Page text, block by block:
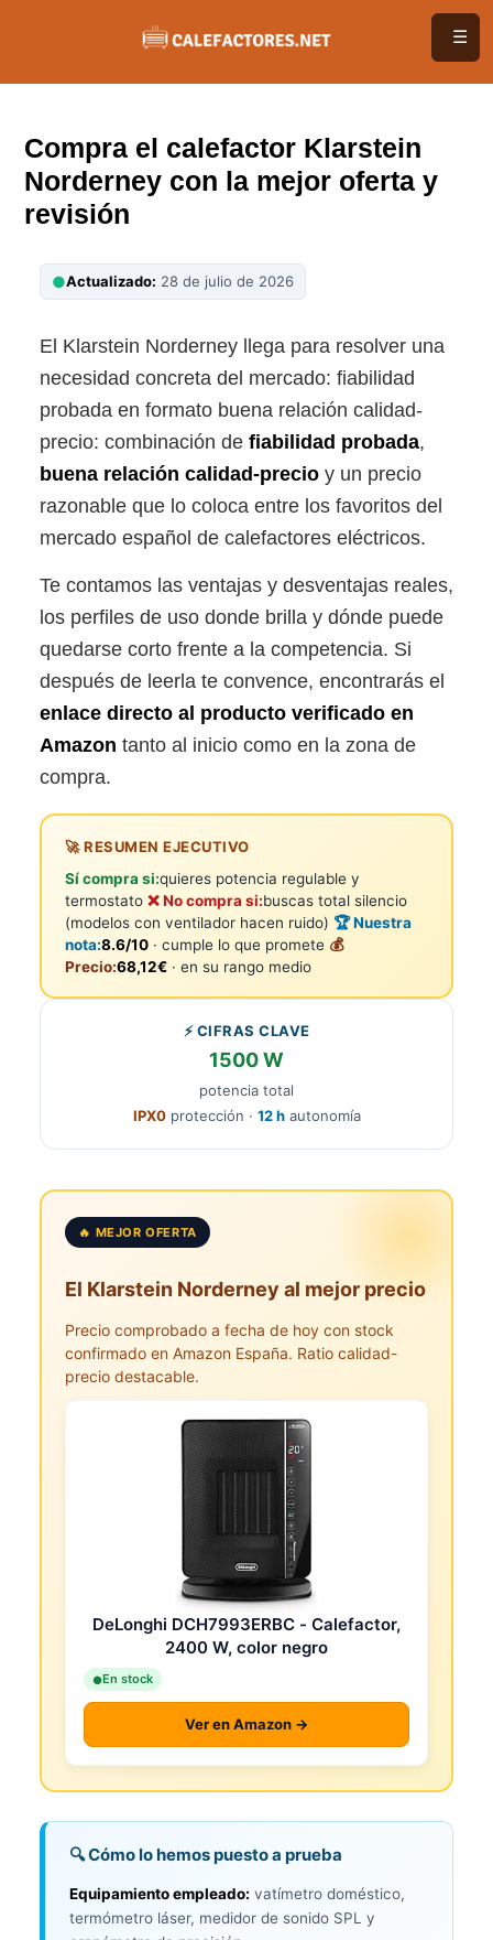
Compra el calefactor Klarstein
Norderney con la mejor oferta y
revisión
●Actualizado: 28 de julio de 2026
El Klarstein Norderney llega para resolver una
necesidad concreta del mercado: fiabilidad
probada en formato buena relación calidad-
precio: combinación de fiabilidad probada,
buena relación calidad-precioy un precio
razonable que lo coloca entre los favoritos del
mercado español de calefactores eléctricos.
Te contamos las ventajas y desventajas reales,
los perfiles de uso donde brilla y dónde puede
quedarse corto frente a la competencia. Si
después de leerla te convence, encontrarás el
enlace directo al producto verificado en
Amazon tanto al inicio como en la zona de
compra.
🚀 RESUMEN EJECUTIVO
Sí compra si:quieres potencia regulable y
termostato ❌ No compra si:buscas total silencio
(modelos con ventilador hacen ruido) 🏆 Nuestra
nota:8.6/10 · cumple lo que promete 💰
Precio:68,12€ · en su rango medio
⚡ CIFRAS CLAVE
1500 W
potencia total
IPX0protección · 12 hautonomía
🔥 MEJOR OFERTA
El Klarstein Norderney al mejor precio
Precio comprobado a fecha de hoy con stock
confirmado en Amazon España. Ratio calidad-
precio destacable.
DeLonghi DCH7993ERBC - Calefactor,
2400 W, color negro
En stock
Ver en Amazon →
🔍 Cómo lo hemos puesto a prueba
Equipamiento empleado: vatímetro doméstico,
termómetro láser, medidor de sonido SPL y
☰